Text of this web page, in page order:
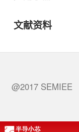
文献资料
@2017 SEMIEE